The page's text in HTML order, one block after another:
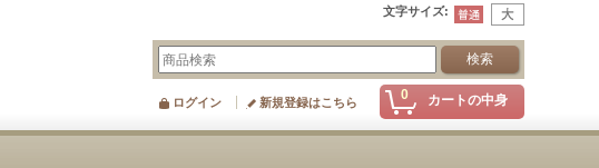
文字サイズ:
0 カートの中身
ログイン 新規登録はこちら